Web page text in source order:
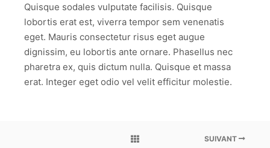
Quisque sodales vulputate facilisis. Quisque
lobortis erat est, viverra tempor sem venenatis
eget. Mauris consectetur risus eget augue
dignissim, eu lobortis ante ornare. Phasellus nec
pharetra ex, quis dictum nulla. Quisque et massa
erat. Integer eget odio vel velit efficitur molestie.
SUIVANT